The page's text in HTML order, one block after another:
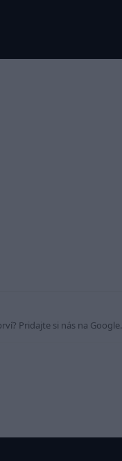
Pridajte si nás na Google.